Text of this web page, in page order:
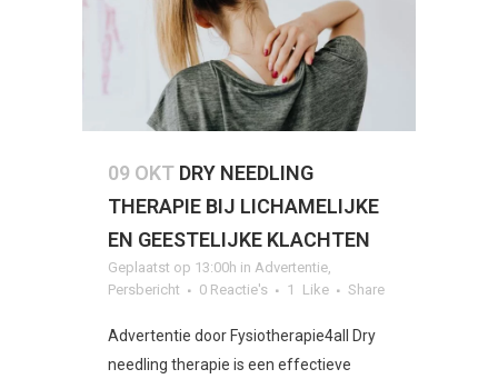
09 OKT DRY NEEDLING
THERAPIE BIJ LICHAMELIJKE
EN GEESTELIJKE KLACHTEN
Geplaatst op 13:00h in Advertentie,
Persbericht
0 Reactie's 1 Like Share
Advertentie door Fysiotherapie4all Dry
needling therapie is een effectieve